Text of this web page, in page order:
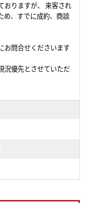
おりますが、 来客され
め、すでに成約、商談
お問合せくださいます
況優先とさせていただ